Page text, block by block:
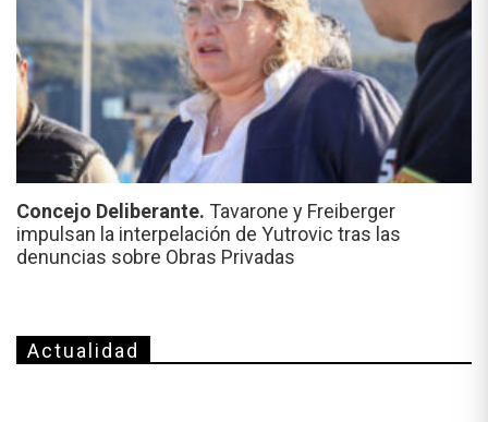
Concejo Deliberante. Tavarone y Freiberger
impulsan la interpelación de Yutrovic tras las
denuncias sobre Obras Privadas
Actualidad